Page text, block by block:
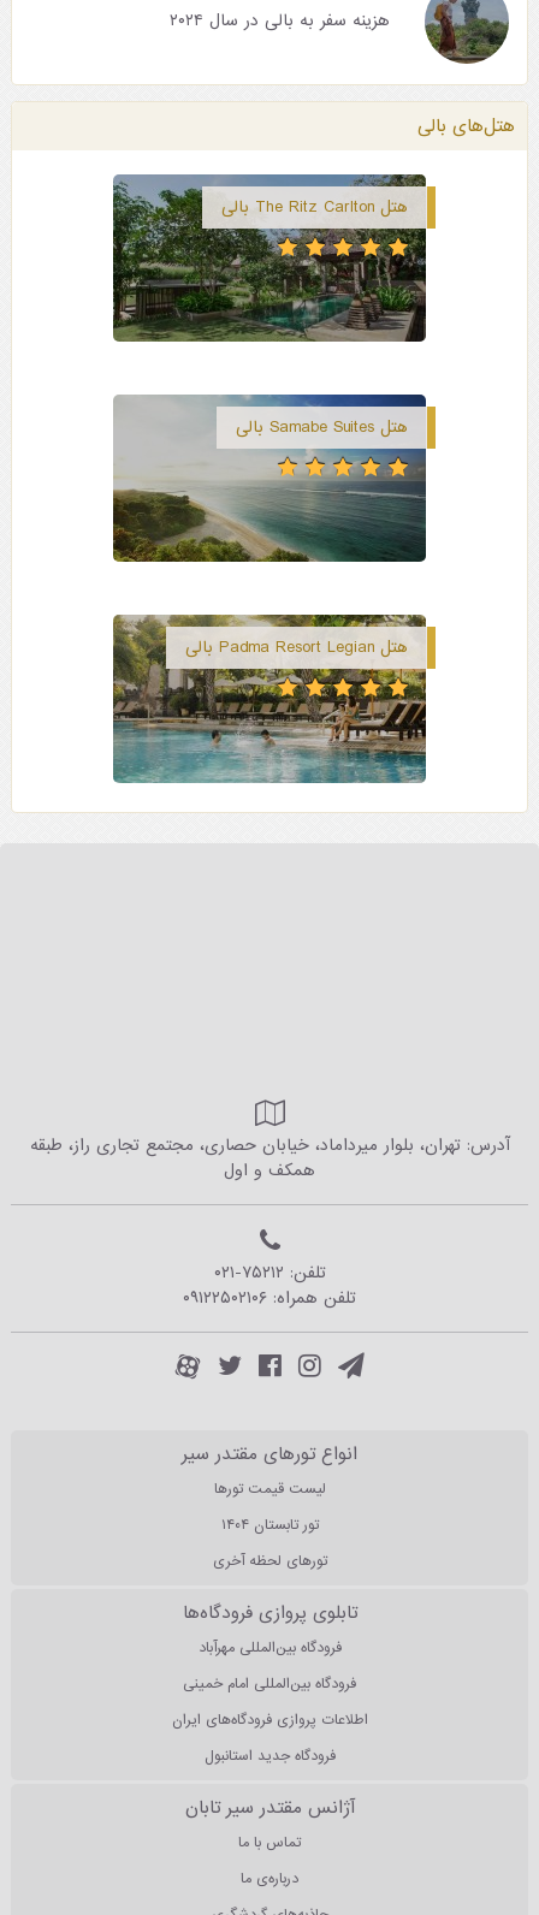
هزینه سفر به بالی در سال ۲۰۲۴
هتل‌های بالی
هتل The Ritz Carlton بالی
هتل Samabe Suites بالی
هتل Padma Resort Legian بالی
آدرس: تهران، بلوار میرداماد، خیابان حصاری، مجتمع تجاری راز، طبقه
همکف و اول
تلفن: ۰۲۱-۷۵۲۱۲
تلفن همراه: ۰۹۱۲۲۵۰۲۱۰۶
انواع تورهای مقتدر سیر
لیست قیمت تورها
تور تابستان ۱۴۰۴
تورهای لحظه آخری
تابلوی پروازی فرودگاه‌ها
فرودگاه بین‌المللی مهرآباد
فرودگاه بین‌المللی امام خمینی
اطلاعات پروازی فرودگاه‌های ایران
فرودگاه جدید استانبول
آژانس مقتدر سیر تابان
تماس با ما
درباره‌ی ما